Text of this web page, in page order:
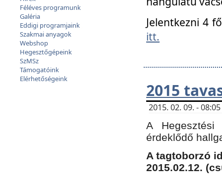
Féléves programunk
Galéria
Eddigi programjaink
Szakmai anyagok
Webshop
Hegesztőgépeink
SzMSz
Támogatóink
Elérhetőségeink
Jelentkezni 4
itt.
2015
2015. 02. 09. -
A
érdeklődő
A tagtoborzó
2015.02.12.